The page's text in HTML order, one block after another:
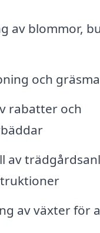
av blommor,
och
rabatter och
av
av växter för